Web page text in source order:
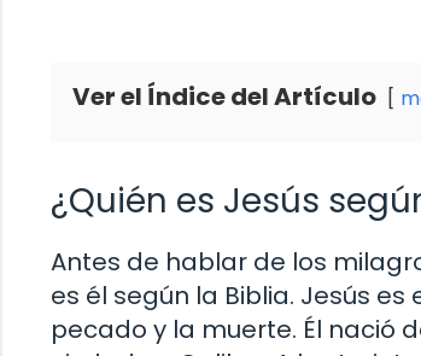
Ver el Índice del Artículo
¿Quién es Jesús
Antes de hablar de los
es él según la Biblia. Jesús
pecado y la muerte. Él nació